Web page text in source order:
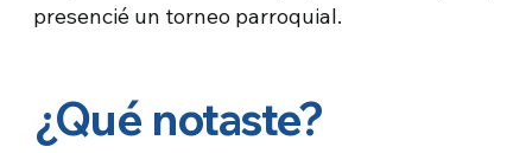
presencié un torneo parroquial.
¿Qué notaste?